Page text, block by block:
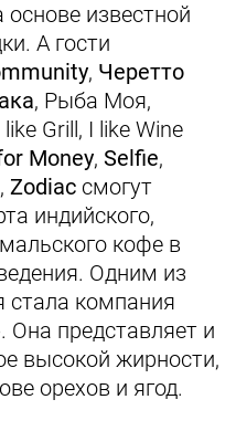
основе известной
А гости
, Черетто
, Рыба Моя,
Grill, I like Wine
Money, Selfie,
, Zodiac смогут
индийского,
кофе в
Одним из
стала компания
Она представляет и
высокой жирности,
орехов и ягод.